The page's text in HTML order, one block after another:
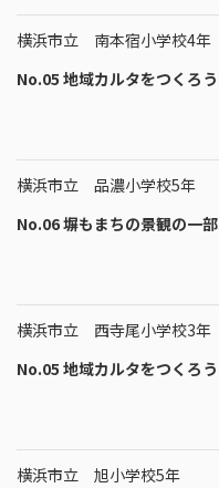
横浜市立 南本宿小学校4年
No.05 地域カルタをつくろう
横浜市立 品濃小学校5年
No.06 塀もまちの景観の一部
横浜市立 西寺尾小学校3年
No.05 地域カルタをつくろう
横浜市立 旭小学校5年